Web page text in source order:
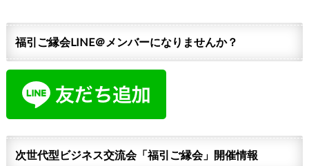
福引ご縁会LINE＠メンバーになりませんか？
次世代型ビジネス交流会「福引ご縁会」開催情報